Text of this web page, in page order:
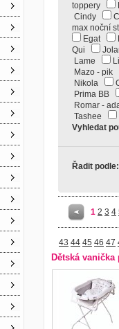
toppery
Cindy
max noční
Egat
Qui
Lame
Mazo - pik
Nikola
Prima BB
Romar -
Tashee
Vyhledat
Řadit podle:
1 2 3 4
43 44 45 46 47
Dětská